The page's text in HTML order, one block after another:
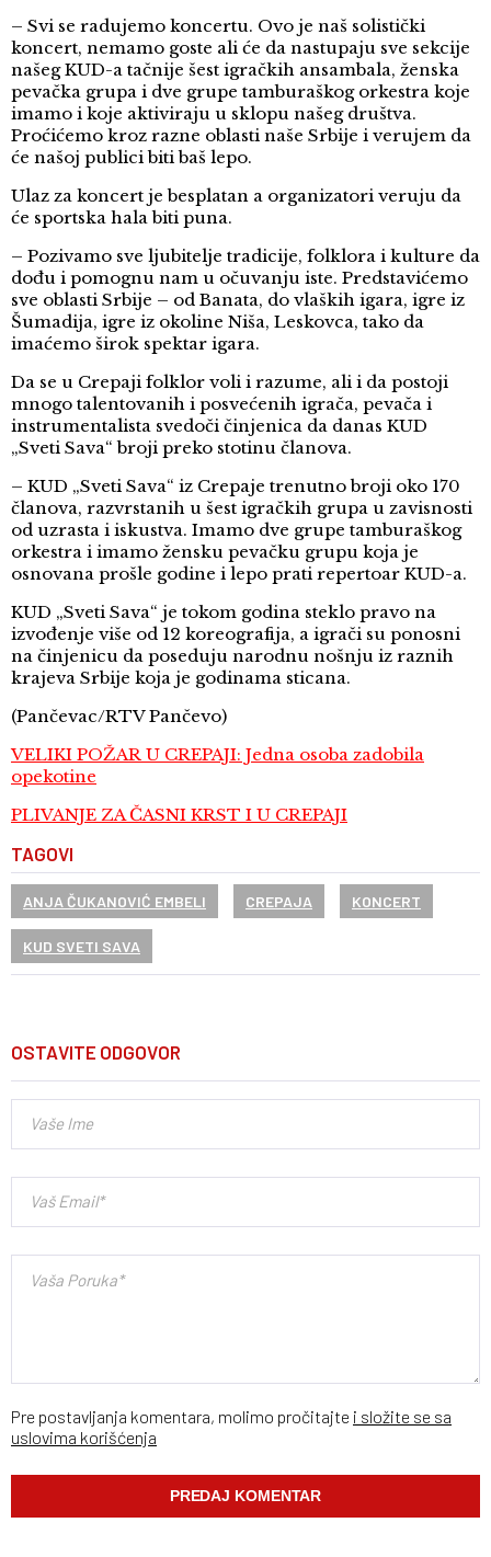
– Svi se radujemo koncertu. Ovo je naš solistički
koncert, nemamo goste ali će da nastupaju sve sekcije
našeg KUD-a tačnije šest igračkih ansambala, ženska
pevačka grupa i dve grupe tamburaškog orkestra koje
imamo i koje aktiviraju u sklopu našeg društva.
Proćićemo kroz razne oblasti naše Srbije i verujem da
će našoj publici biti baš lepo.
Ulaz za koncert je besplatan a organizatori veruju da
će sportska hala biti puna.
– Pozivamo sve ljubitelje tradicije, folklora i kulture da
dođu i pomognu nam u očuvanju iste. Predstavićemo
sve oblasti Srbije – od Banata, do vlaških igara, igre iz
Šumadija, igre iz okoline Niša, Leskovca, tako da
imaćemo širok spektar igara.
Da se u Crepaji folklor voli i razume, ali i da postoji
mnogo talentovanih i posvećenih igrača, pevača i
instrumentalista svedoči činjenica da danas KUD
„Sveti Sava“ broji preko stotinu članova.
– KUD „Sveti Sava“ iz Crepaje trenutno broji oko 170
članova, razvrstanih u šest igračkih grupa u zavisnosti
od uzrasta i iskustva. Imamo dve grupe tamburaškog
orkestra i imamo žensku pevačku grupu koja je
osnovana prošle godine i lepo prati repertoar KUD-a.
KUD „Sveti Sava“ je tokom godina steklo pravo na
izvođenje više od 12 koreografija, a igrači su ponosni
na činjenicu da poseduju narodnu nošnju iz raznih
krajeva Srbije koja je godinama sticana.
(Pančevac/RTV Pančevo)
VELIKI POŽAR U CREPAJI: Jedna osoba zadobila
opekotine
PLIVANJE ZA ČASNI KRST I U CREPAJI
TAGOVI
ANJA ČUKANOVIĆ EMBELI CREPAJA KONCERT
KUD SVETI SAVA
OSTAVITE ODGOVOR
Pre postavljanja komentara, molimo pročitajte i složite se sa
uslovima korišćenja